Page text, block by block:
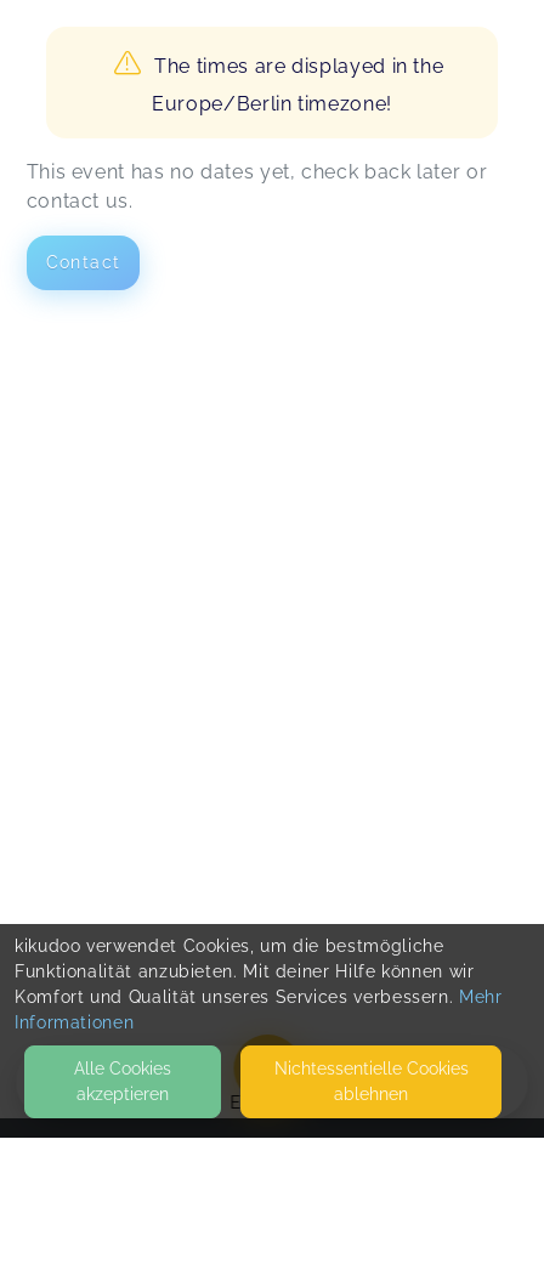
EVENTS
The times are displayed in the
Europe/Berlin timezone!
This event has no dates yet, check back later or
contact us.
Contact
kikudoo verwendet Cookies, um die bestmögliche
Funktionalität anzubieten. Mit deiner Hilfe können wir
Komfort und Qualität unseres Services verbessern. Mehr
Informationen
Alle Cookies
akzeptieren
Nicht­essentielle Cookies
ablehnen